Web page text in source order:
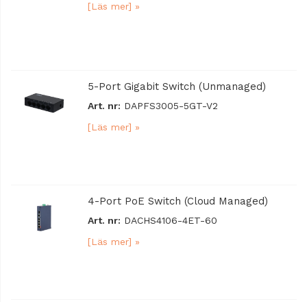
[Läs mer] »
5-Port Gigabit Switch (Unmanaged)
Art. nr: DAPFS3005-5GT-V2
[Läs mer] »
4-Port PoE Switch (Cloud Managed)
Art. nr: DACHS4106-4ET-60
[Läs mer] »